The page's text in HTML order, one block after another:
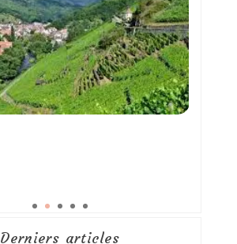
Derniers articles